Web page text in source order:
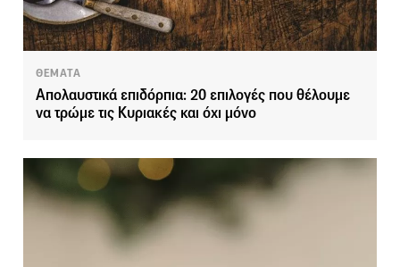
ΘΕΜΑΤΑ
Απολαυστικά επιδόρπια: 20 επιλογές που θέλουμε
να τρώμε τις Κυριακές και όχι μόνο